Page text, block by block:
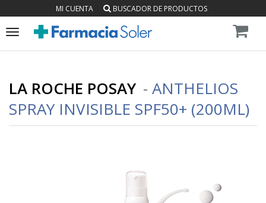
MI CUENTA BUSCADOR DE PRODUCTOS
Toggle
LA ROCHE POSAY - ANTHELIOS
SPRAY INVISIBLE SPF50+ (200ML)